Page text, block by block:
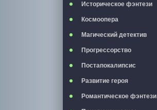
Историческое фэнтези
Космоопера
Магический детектив
Прогрессорство
Постапокалипсис
Развитие героя
Романтическое фэнтези